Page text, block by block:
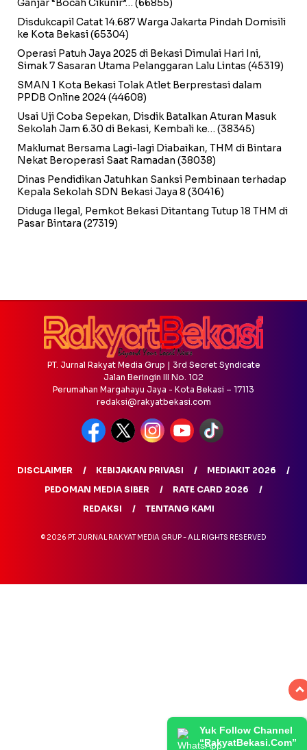
Ganjar “Bocah Cikunir”… (66855)
Disdukcapil Catat 14.687 Warga Jakarta Pindah Domisili
ke Kota Bekasi(65304)
Operasi Patuh Jaya 2025 di Bekasi Dimulai Hari Ini,
Simak 7 Sasaran Utama Pelanggaran Lalu Lintas (45319)
SMAN 1 Kota Bekasi Tolak Atlet Berprestasi dalam
PPDB Online 2024(44608)
Usai Uji Coba Sepekan, Disdik Batalkan Aturan Masuk
Sekolah Jam 6.30 di Bekasi, Kembali ke… (38345)
Maklumat Bersama Lagi-lagi Diabaikan, THM di Bintara
Nekat Beroperasi Saat Ramadan (38038)
Dinas Pendidikan Jatuhkan Sanksi Pembinaan terhadap
Kepala Sekolah SDN Bekasi Jaya 8 (30416)
Diduga Ilegal, Pemkot Bekasi Ditantang Tutup 18 THM di
Pasar Bintara (27319)
Yuk Follow Channel
“RakyatBekasi.Com”
PT. Jurnal Rakyat Media Grup | 3rd Secret Syndicate
Jalan Beringin III No. 102
Perumahan Margahayu Jaya - Kota Bekasi – 17113
redaksi@rakyatbekasi.com
DISCLAIMER KEBIJAKAN PRIVASI
MEDIAKIT 2026
PEDOMAN MEDIA SIBER
RATE CARD 2026
REDAKSI
TENTANG KAMI
© 2026 PT. JURNAL RAKYAT MEDIA GRUP - ALL RIGHTS RESERVED